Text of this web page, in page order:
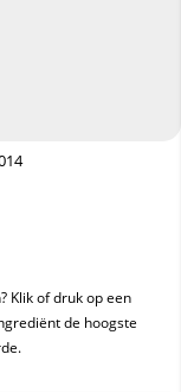
Klik of druk op een
de hoogste